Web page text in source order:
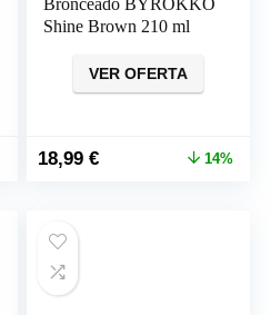
Bronceado BYROKKO
Shine Brown 210 ml
VER OFERTA
El
21,99 €.
18,99€El
14%